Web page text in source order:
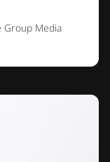
Group Media